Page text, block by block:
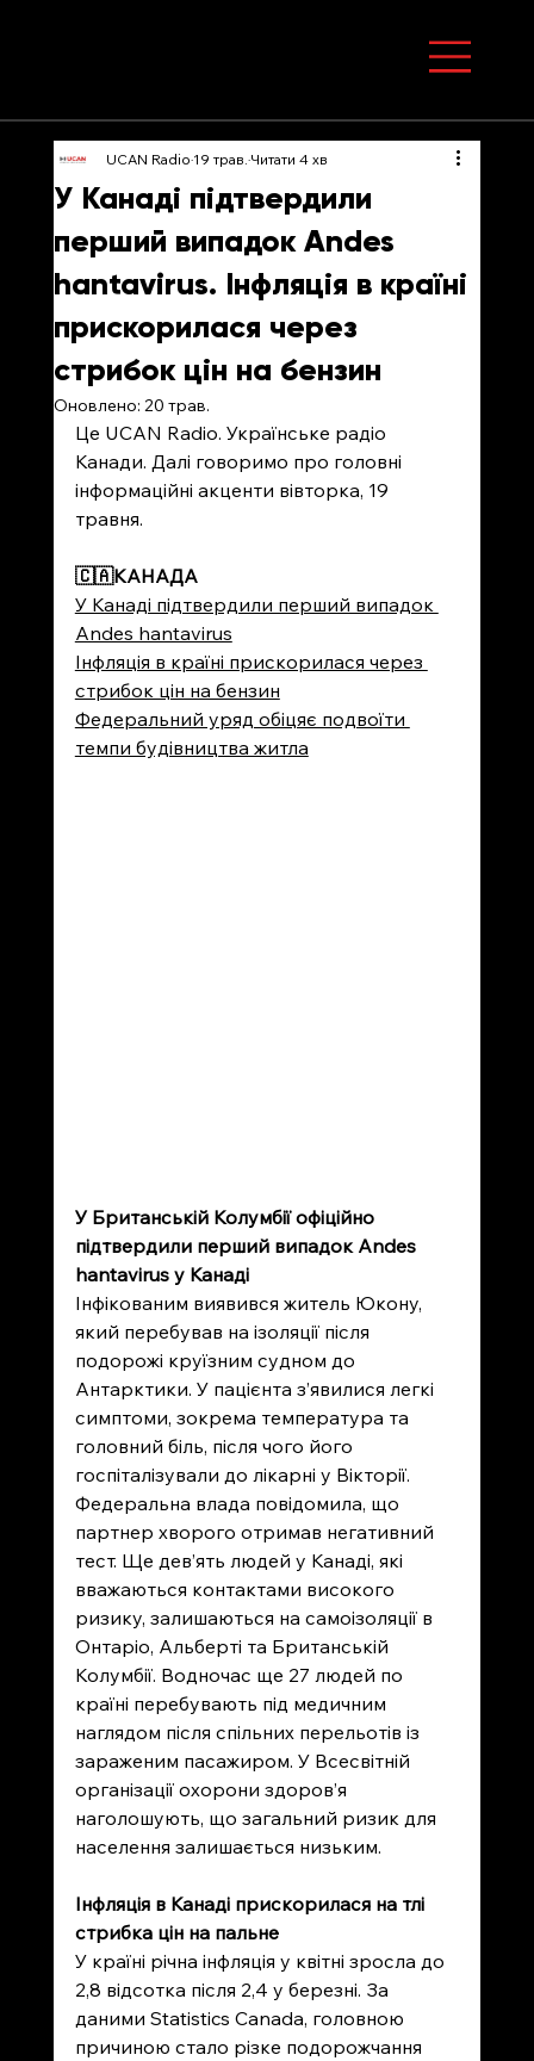
У Канаді підтвердили
перший випадок Andes
hantavirus. Інфляція в країні
прискорилася через
стрибок цін на бензин
UCAN Radio19 трав. Читати 4 хв
Оновлено: 20 трав.
Це UCAN Radio. Українське радіо
Канади. Далі говоримо про головні
інформаційні акценти вівторка, 19
травня.
🇨🇦КАНАДА
У Канаді підтвердили перший випадок
Andes hantavirus
Інфляція в країні прискорилася через
стрибок цін на бензин
Федеральний уряд обіцяє подвоїти
темпи будівництва житла
У Британській Колумбії офіційно
підтвердили перший випадок Andes
hantavirus у Канаді
Інфікованим виявився житель Юкону,
який перебував на ізоляції після
подорожі круїзним судном до
Антарктики. У пацієнта з’явилися легкі
симптоми, зокрема температура та
головний біль, після чого його
госпіталізували до лікарні у Вікторії.
Федеральна влада повідомила, що
партнер хворого отримав негативний
тест. Ще дев’ять людей у Канаді, які
вважаються контактами високого
ризику, залишаються на самоізоляції в
Онтаріо, Альберті та Британській
Колумбії. Водночас ще 27 людей по
країні перебувають під медичним
наглядом після спільних перельотів із
зараженим пасажиром. У Всесвітній
організації охорони здоров’я
наголошують, що загальний ризик для
населення залишається низьким.
Інфляція в Канаді прискорилася на тлі
стрибка цін на пальне
У країні річна інфляція у квітні зросла до
2,8 відсотка після 2,4 у березні. За
даними Statistics Canada, головною
причиною стало різке подорожчання